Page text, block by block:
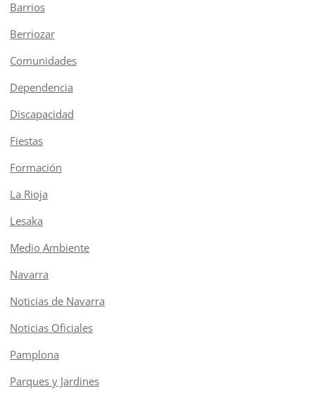
Barrios
Berriozar
Comunidades
Dependencia
Discapacidad
Fiestas
Formación
La Rioja
Lesaka
Medio Ambiente
Navarra
Noticias de Navarra
Noticias Oficiales
Pamplona
Parques y Jardines